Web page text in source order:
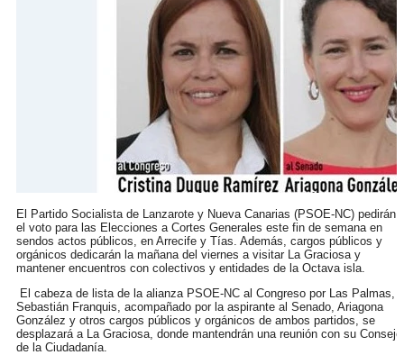
El Partido Socialista de Lanzarote y Nueva Canarias (PSOE-NC) pedirán
el voto para las Elecciones a Cortes Generales este fin de semana en
sendos actos públicos, en Arrecife y Tías. Además, cargos públicos y
orgánicos dedicarán la mañana del viernes a visitar La Graciosa y
mantener encuentros con colectivos y entidades de la Octava isla.
El cabeza de lista de la alianza PSOE-NC al Congreso por Las Palmas,
Sebastián Franquis, acompañado por la aspirante al Senado, Ariagona
González y otros cargos públicos y orgánicos de ambos partidos, se
desplazará a La Graciosa, donde mantendrán una reunión con su Consejo
de la Ciudadanía.